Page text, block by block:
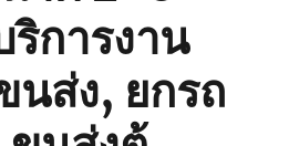
ริการงาน
นส่ง, ยกรถ